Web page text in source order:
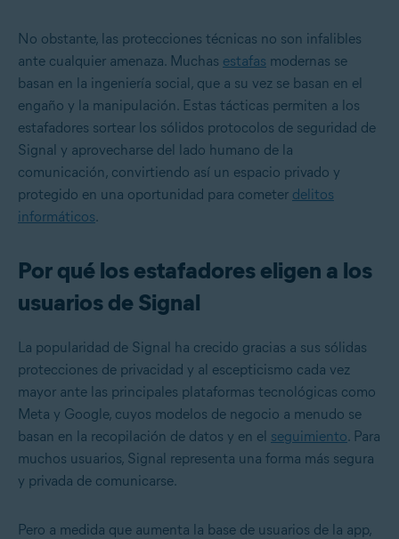
No obstante, las protecciones técnicas no son infalibles
ante cualquier amenaza. Muchas estafas modernas se
basan en la ingeniería social, que a su vez se basan en el
engaño y la manipulación. Estas tácticas permiten a los
estafadores sortear los sólidos protocolos de seguridad de
Signal y aprovecharse del lado humano de la
comunicación, convirtiendo así un espacio privado y
protegido en una oportunidad para cometer delitos
informáticos.
Por qué los estafadores eligen a los
usuarios de Signal
La popularidad de Signal ha crecido gracias a sus sólidas
protecciones de privacidad y al escepticismo cada vez
mayor ante las principales plataformas tecnológicas como
Meta y Google, cuyos modelos de negocio a menudo se
basan en la recopilación de datos y en el seguimiento. Para
muchos usuarios, Signal representa una forma más segura
y privada de comunicarse.
Pero a medida que aumenta la base de usuarios de la app,